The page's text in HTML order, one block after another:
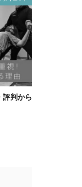
評判から